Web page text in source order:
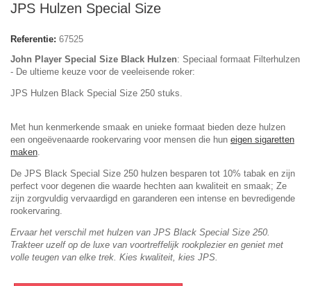
JPS Hulzen Special Size
Referentie: 67525
John Player Special Size Black Hulzen: Speciaal formaat Filterhulzen
- De ultieme keuze voor de veeleisende roker:
JPS Hulzen Black Special Size 250 stuks.
Met hun kenmerkende smaak en unieke formaat bieden deze hulzen
een ongeëvenaarde rookervaring voor mensen die hun eigen sigaretten
maken.
De JPS Black Special Size 250 hulzen besparen tot 10% tabak en zijn
perfect voor degenen die waarde hechten aan kwaliteit en smaak; Ze
zijn zorgvuldig vervaardigd en garanderen een intense en bevredigende
rookervaring.
Ervaar het verschil met hulzen van JPS Black Special Size 250.
Trakteer uzelf op de luxe van voortreffelijk rookplezier en geniet met
volle teugen van elke trek. Kies kwaliteit, kies JPS.